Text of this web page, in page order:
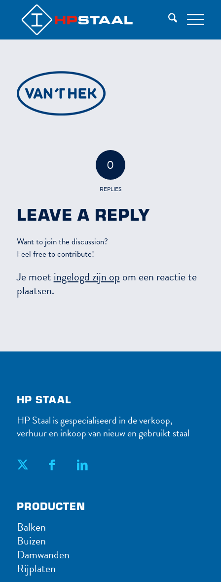
0
REPLIES
LEAVE A REPLY
Want to join the discussion?
Feel free to contribute!
Je moet ingelogd zijn op om een reactie te
plaatsen.
HP STAAL
HP Staal is gespecialiseerd in de verkoop,
verhuur en inkoop van nieuw en gebruikt staal
PRODUC​TEN
Balken
Buizen
Damwanden
Rijplaten